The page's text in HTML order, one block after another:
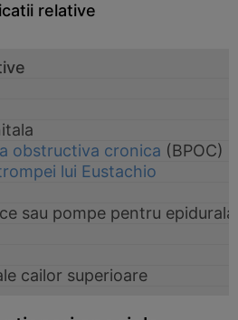
relative
obstructiva cronica (BPOC)
lui Eustachio
sau pompe pentru epidurala
cailor superioare